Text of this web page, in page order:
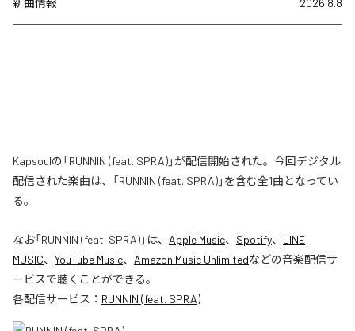
新曲情報 2026.8.8
Kapsoulの「RUNNIN (feat. SPRA)」が配信開始された。今回デジタル
配信された楽曲は、「RUNNIN (feat. SPRA)」を含む全1曲となってい
る。
なお「RUNNIN (feat. SPRA)」は、 Apple Music、 Spotify、 LINE
MUSIC、 YouTube Music、 Amazon Music Unlimitedなどの音楽配信サ
ービスで聴くことができる。
各配信サービス： RUNNIN (feat. SPRA)